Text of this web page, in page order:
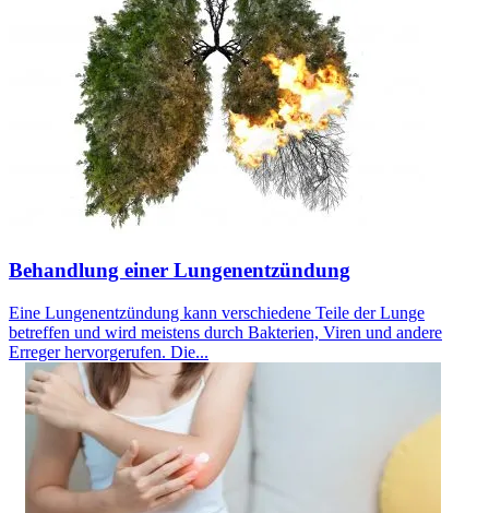
Behandlung einer Lungenentzündung
Eine Lungenentzündung kann verschiedene Teile der Lunge
betreffen und wird meistens durch Bakterien, Viren und andere
Erreger hervorgerufen. Die...